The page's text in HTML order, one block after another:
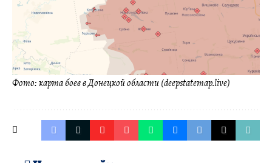
Фото: карта боев в Донецкой области (deepstatemap.live)